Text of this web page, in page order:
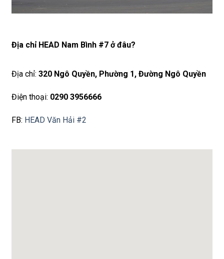
Địa chỉ HEAD Nam Bình #7 ở đâu?
Địa chỉ: 320 Ngô Quyền, Phường 1, Đường Ngô Quyền
Điện thoại: 0290 3956666
FB: HEAD Văn Hải #2